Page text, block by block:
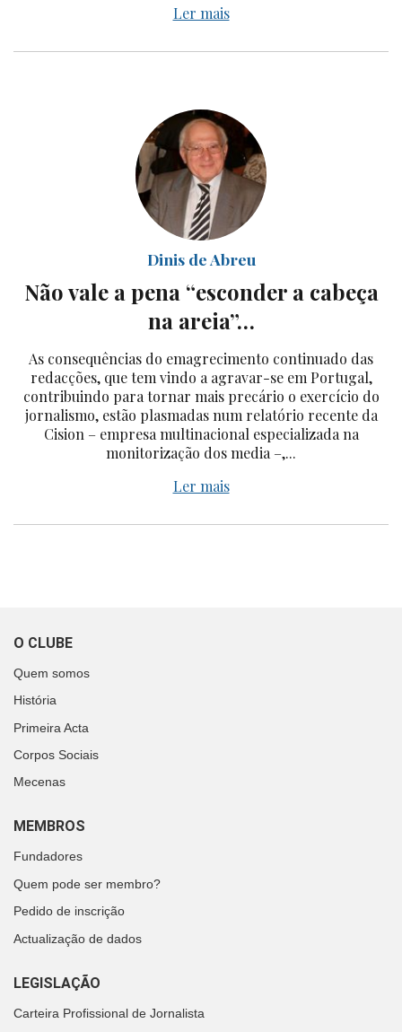
Ler mais
Dinis de Abreu
Não vale a pena “esconder a cabeça
na areia”…
As consequências do emagrecimento continuado das
redacções, que tem vindo a agravar-se em Portugal,
contribuindo para tornar mais precário o exercício do
jornalismo, estão plasmadas num relatório recente da
Cision – empresa multinacional especializada na
monitorização dos media –,...
Ler mais
O CLUBE
Quem somos
História
Primeira Acta
Corpos Sociais
Mecenas
MEMBROS
Fundadores
Quem pode ser membro?
Pedido de inscrição
Actualização de dados
LEGISLAÇÃO
Carteira Profissional de Jornalista